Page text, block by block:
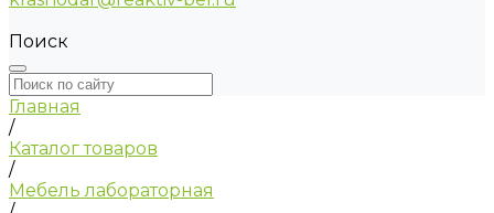
Поиск
Главная
/
Каталог товаров
/
Мебель лабораторная